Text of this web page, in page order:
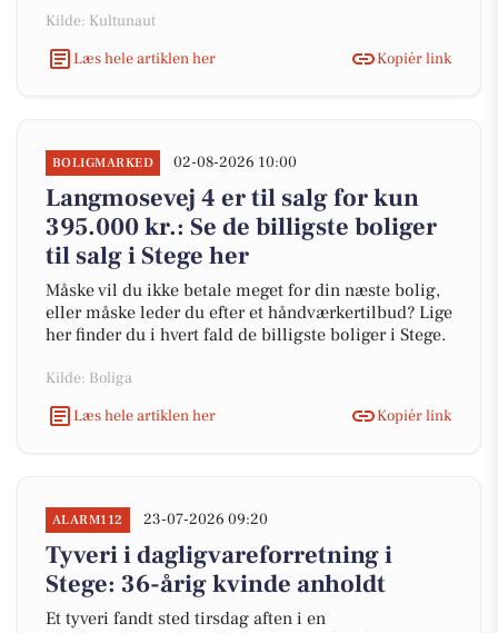
Kilde: Kultunaut
Læs hele artiklen her
Kopiér link
BOLIGMARKED 02-08-2026 10:00
Langmosevej 4 er til salg for kun
395.000 kr.: Se de billigste boliger
til salg i Stege her
Måske vil du ikke betale meget for din næste bolig,
eller måske leder du efter et håndværkertilbud? Lige
her finder du i hvert fald de billigste boliger i Stege.
Kilde: Boliga
Læs hele artiklen her
Kopiér link
ALARM112 23-07-2026 09:20
Tyveri i dagligvareforretning i
Stege: 36-årig kvinde anholdt
Et tyveri fandt sted tirsdag aften i en